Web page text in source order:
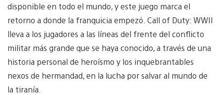
disponible en todo el mundo, y este juego marca el
retorno a donde la franquicia empezó. Call of Duty: WWII
lleva a los jugadores a las líneas del frente del conflicto
militar más grande que se haya conocido, a través de una
historia personal de heroísmo y los inquebrantables
nexos de hermandad, en la lucha por salvar al mundo de
la tiranía.